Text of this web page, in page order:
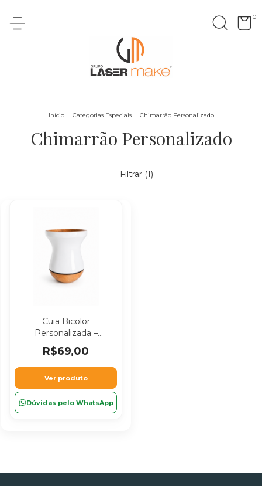
0
Início . Categorias Especiais . Chimarrão Personalizado
Chimarrão Personalizado
Filtrar (1)
Cuia Bicolor
Personalizada –
Chimarrão
Personalizado
R$69,00
Ver produto
Dúvidas pelo WhatsApp